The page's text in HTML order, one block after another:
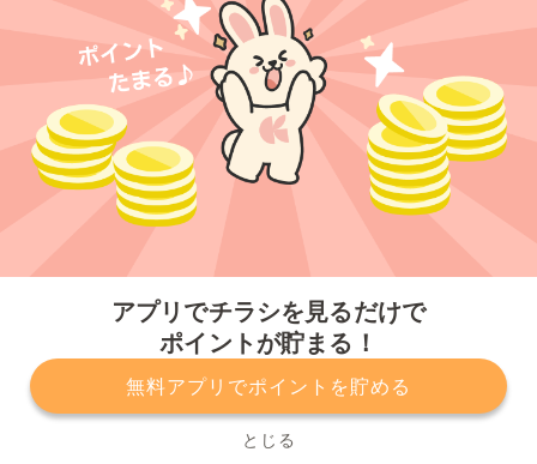
アプリでチラシを見るだけで
ポイントが貯まる！
無料アプリでポイントを貯める
とじる
プライバシーポリシー 利用規約
運営会社
サービスに関してのお問い合わせ